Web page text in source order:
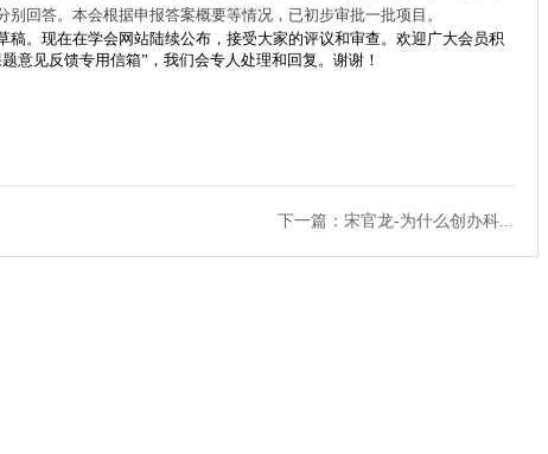
回答。本会根据申报答案概要等情况，已初步审批一批项目。
。现在在学会网站陆续公布，接受大家的评议和审查。欢迎广大会员积
意见反馈专用信箱”，我们会专人处理和回复。谢谢！
下一篇：宋官龙-为什么创办科...